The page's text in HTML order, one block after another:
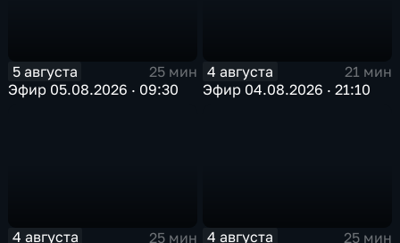
5 августа
25 мин
Эфир 05.08.2026 · 09:30
4 августа
21 мин
Эфир 04.08.2026 · 21:10
4 августа 25 мин 4 августа 25 мин